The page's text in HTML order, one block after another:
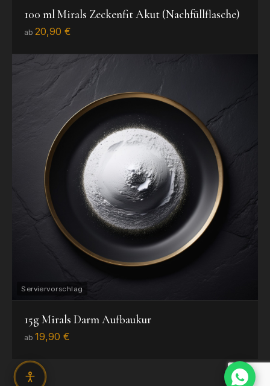
100 ml Mirals Zeckenfit Akut (Nachfüllflasche)
ab 20,90 €
15g Mirals Darm Aufbaukur
ab 19,90 €